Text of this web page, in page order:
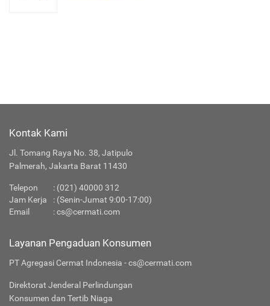
Kontak Kami
Jl. Tomang Raya No. 38, Jatipulo
Palmerah, Jakarta Barat 11430
Telepon : (021) 40000 312
Jam Kerja
: (Senin-Jumat 9:00-17:00)
Email
:cs@cermati.com
Layanan Pengaduan Konsumen
PT Agregasi Cermat Indonesia - cs@cermati.com
Direktorat Jenderal Perlindungan
Konsumen dan Tertib Niaga